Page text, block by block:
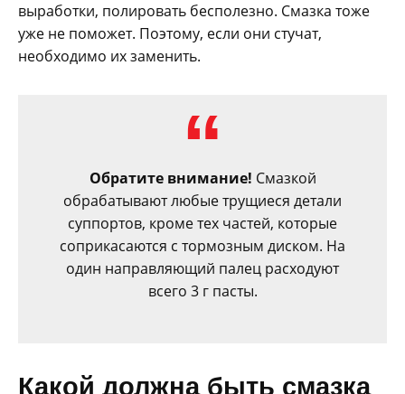
выработки, полировать бесполезно. Смазка тоже
уже не поможет. Поэтому, если они стучат,
необходимо их заменить.
Обратите внимание! Смазкой
обрабатывают любые трущиеся детали
суппортов, кроме тех частей, которые
соприкасаются с тормозным диском. На
один направляющий палец расходуют
всего 3 г пасты.
Какой должна быть смазка